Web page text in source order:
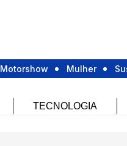
Motorshow Mulher
TECNOLOGIA